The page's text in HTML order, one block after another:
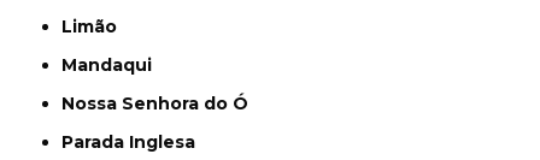
Limão
Mandaqui
Nossa Senhora do Ó
Parada Inglesa